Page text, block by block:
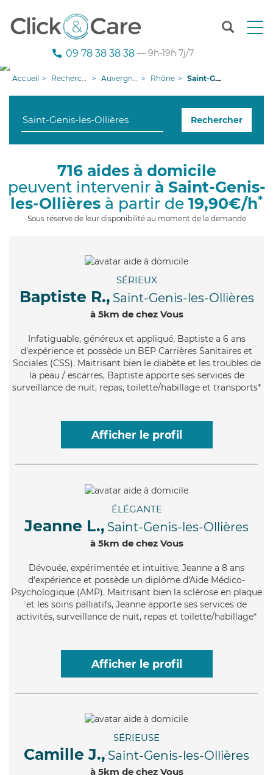
T
n
g
i
o
n
09 78 38 38 38 — 9h-19h 7j/7
Accueil Recherche aide à domicile Auvergne-Rhône-Alpes Rhône Saint-Genis-les-Ollières
Rechercher
716 aides à domicile
peuvent intervenir à Saint-Genis-
les-Ollières à partir de 19,90€/h*
Sous réserve de leur disponibilité au moment de la demande
SÉRIEUX
Baptiste R., Saint-Genis-les-Ollières
à 5km de chez Vous
Infatiguable, généreux et appliqué, Baptiste a 6 ans
d'expérience et possède un BEP Carrières Sanitaires et
Sociales (CSS). Maitrisant bien le diabète et les troubles de
la peau / escarres, Baptiste apporte ses services de
surveillance de nuit, repas, toilette/habillage et transports*
Afficher le profil
ÉLÉGANTE
Jeanne L., Saint-Genis-les-Ollières
à 5km de chez Vous
Dévouée, expérimentée et intuitive, Jeanne a 8 ans
d'expérience et possède un diplôme d'Aide Médico-
Psychologique (AMP). Maitrisant bien la sclérose en plaque
et les soins palliatifs, Jeanne apporte ses services de
activités, surveillance de nuit, repas et toilette/habillage*
Afficher le profil
SÉRIEUSE
Camille J., Saint-Genis-les-Ollières
à 5km de chez Vous